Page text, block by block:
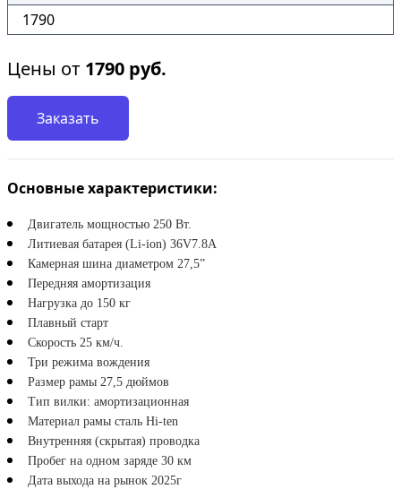
1790
Цены от 1790 руб.
Заказать
Основные характеристики:
Двигатель мощностью 250 Вт.
Литиевая батарея (Li-ion) 36V7.8A
Камерная шина диаметром 27,5”
Передняя амортизация
Нагрузка до 150 кг
Плавный старт
Скорость 25 км/ч.
Три режима вождения
Размер рамы 27,5 дюймов
Тип вилки: амортизационная
Материал рамы сталь Hi-ten
Внутренняя (скрытая) проводка
Пробег на одном заряде 30 км
Дата выхода на рынок 2025г